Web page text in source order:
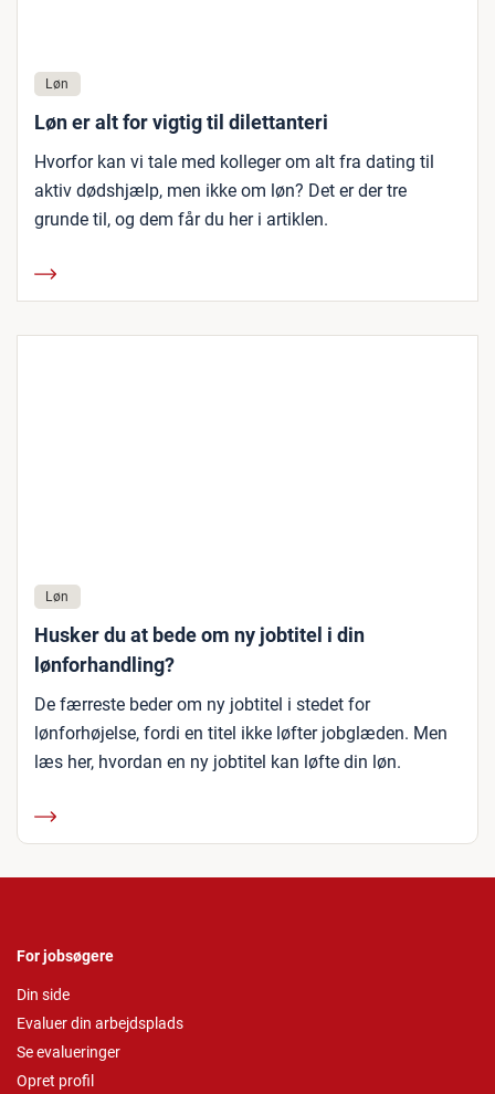
Løn
Løn er alt for vigtig til dilettanteri
Hvorfor kan vi tale med kolleger om alt fra dating til
aktiv dødshjælp, men ikke om løn? Det er der tre
grunde til, og dem får du her i artiklen.
Løn
Husker du at bede om ny jobtitel i din
lønforhandling?
De færreste beder om ny jobtitel i stedet for
lønforhøjelse, fordi en titel ikke løfter jobglæden. Men
læs her, hvordan en ny jobtitel kan løfte din løn.
For jobsøgere
Din side
Evaluer din arbejdsplads
Se evalueringer
Opret profil